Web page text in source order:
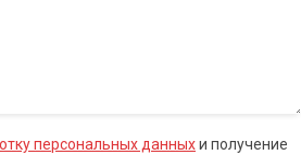
персональных данныхи получение